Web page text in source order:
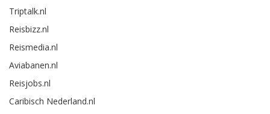
Triptalk.nl
Reisbizz.nl
Reismedia.nl
Aviabanen.nl
Reisjobs.nl
Caribisch Nederland.nl